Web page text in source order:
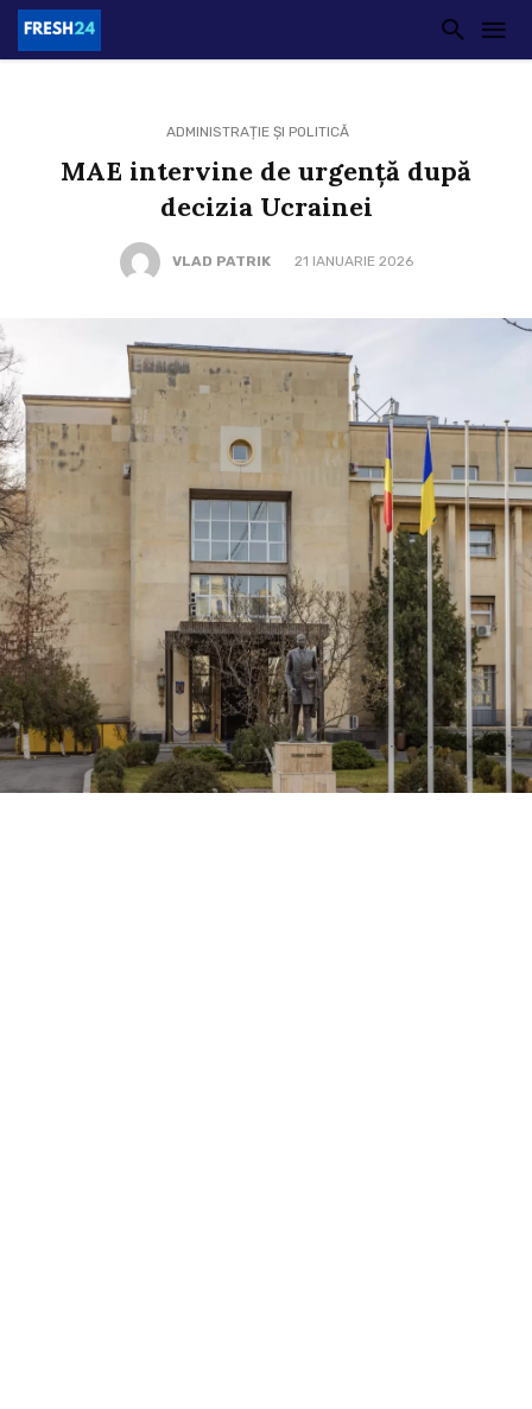
ADMINISTRAȚIE ȘI POLITICĂ
MAE intervine de urgență după
decizia Ucrainei
VLAD PATRIK 21 IANUARIE 2026